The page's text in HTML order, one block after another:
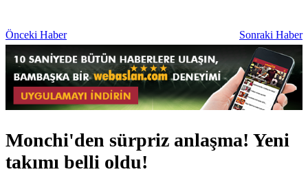
Önceki Haber Sonraki Haber
Monchi'den sürpriz anlaşma! Yeni
takımı belli oldu!